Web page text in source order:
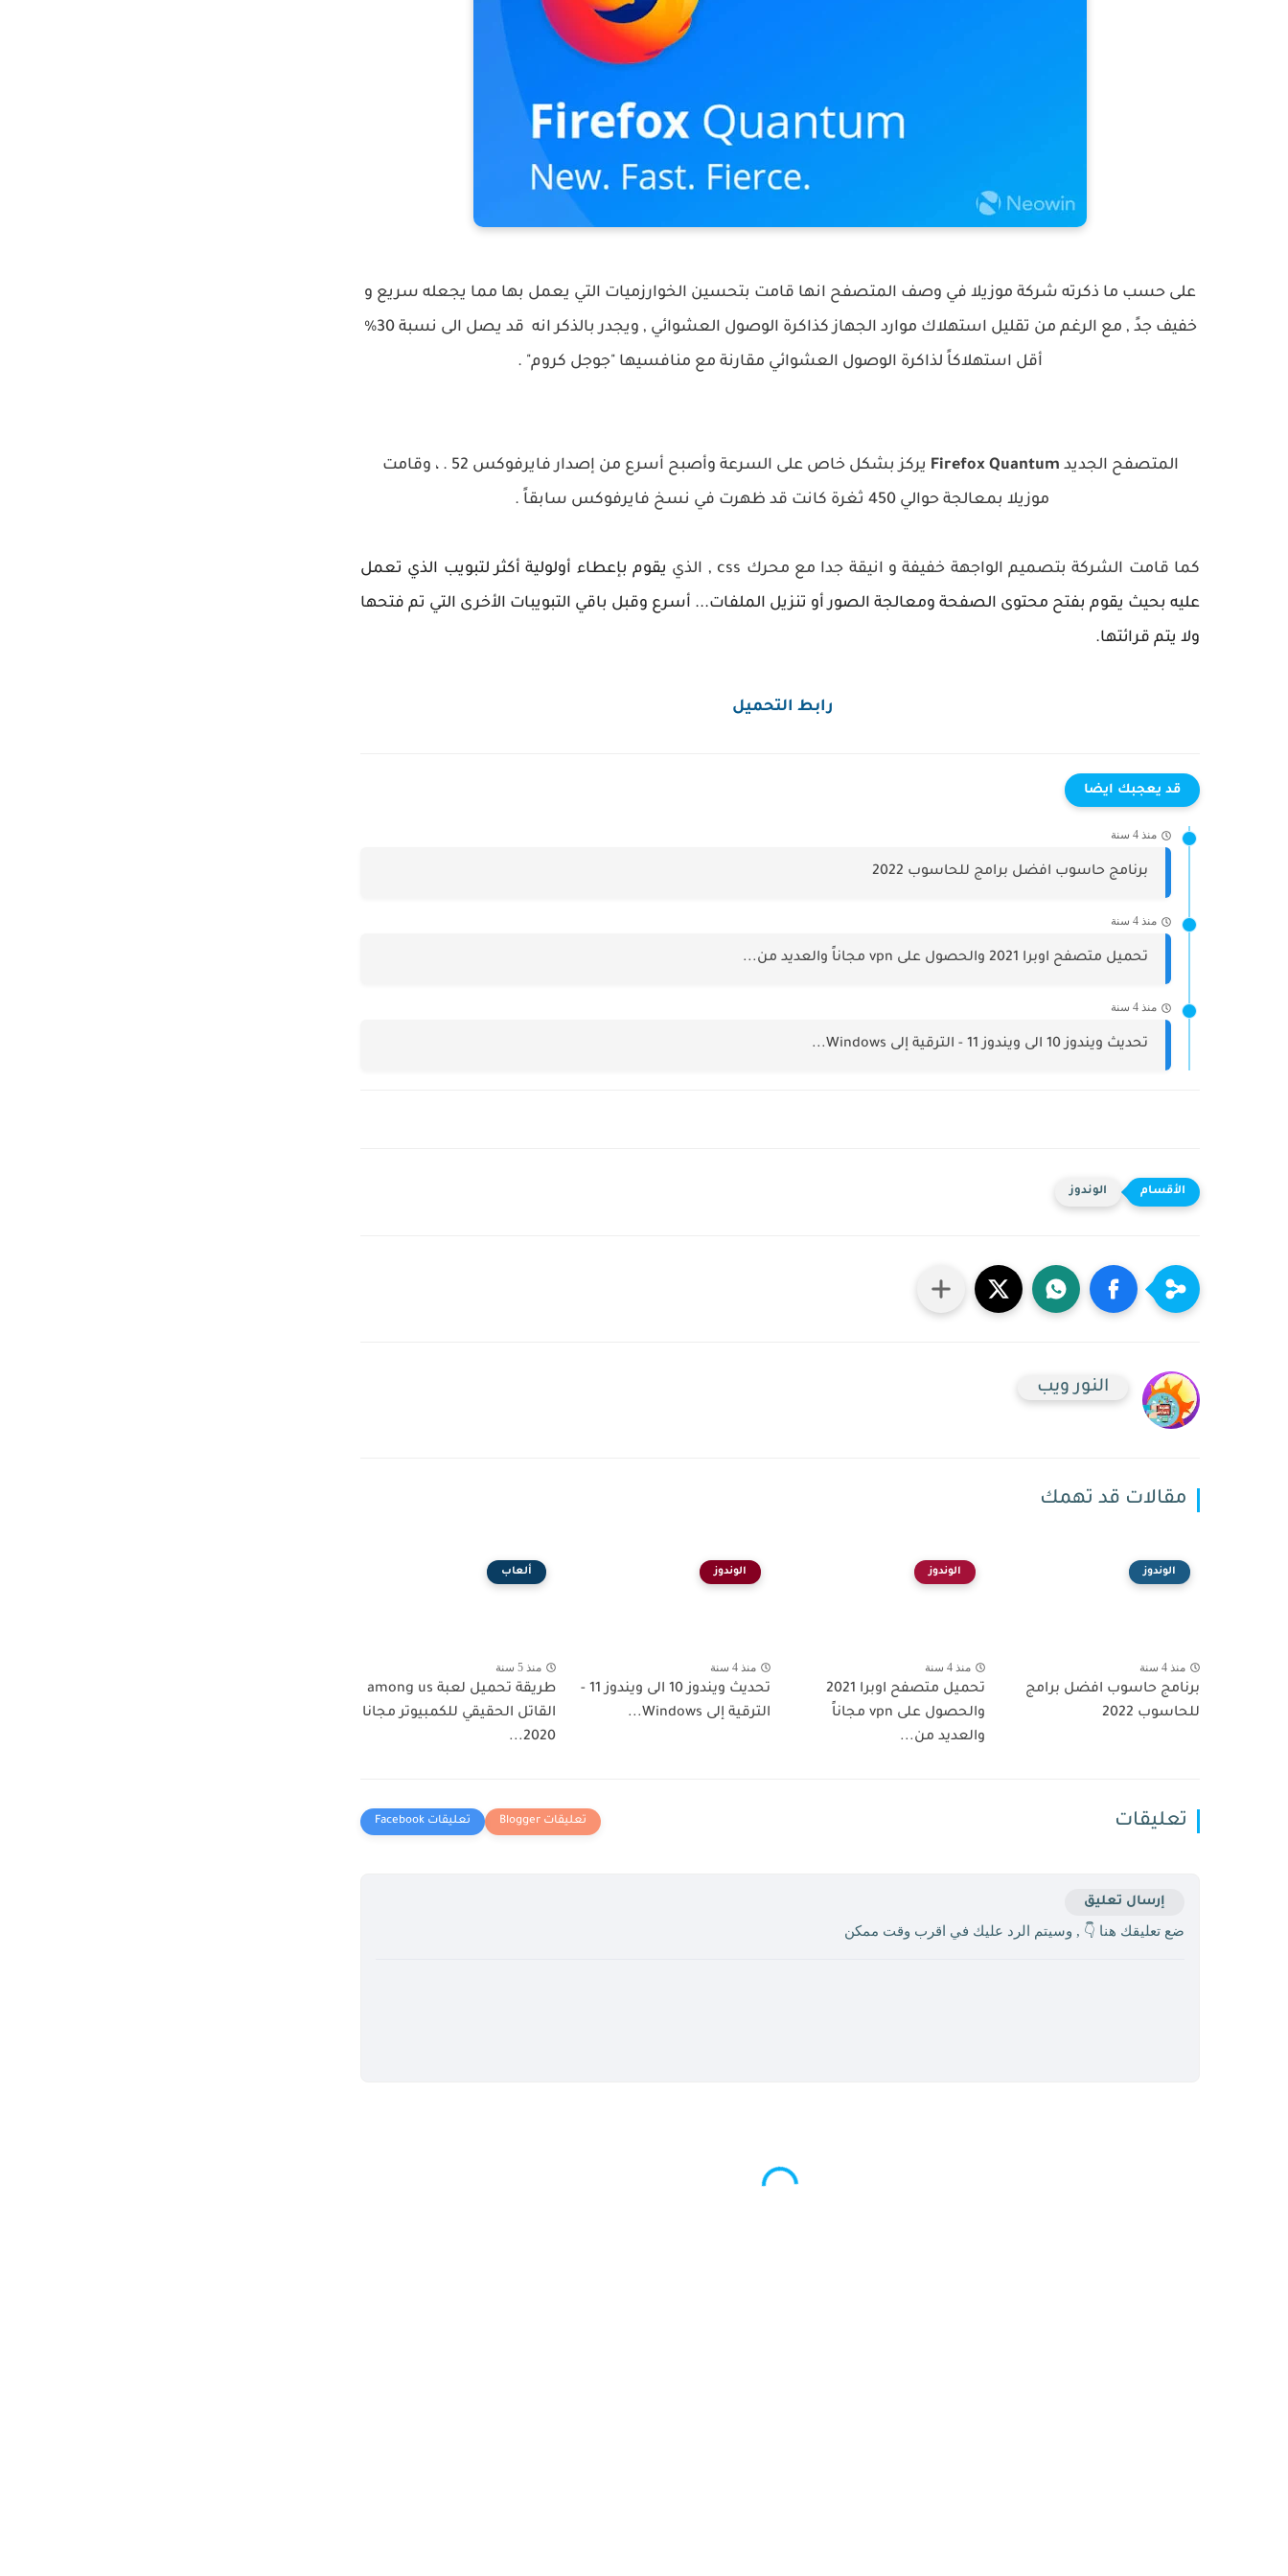
على حسب ما ذكرته شركة موزيلا في وصف المتصفح انها قامت بتحسين الخوارزميات التي يعمل بها مما يجعله سريع و
خفيف جدً , مع الرغم من تقليل استهلاك موارد الجهاز كذاكرة الوصول العشوائي , ويجدر بالذكر انه قد يصل الى نسبة 30%
أقل استهلاكاً لذاكرة الوصول العشوائي مقارنة مع منافسيها "جوجل كروم" .
المتصفح الجديد Firefox Quantum يركز بشكل خاص على السرعة وأصبح أسرع من إصدار فايرفوكس 52 .
، وقامت
موزيلا بمعالجة حوالي 450 ثغرة كانت قد ظهرت في نسخ فايرفوكس سابقاً .
كما قامت الشركة بتصميم الواجهة خفيفة و انيقة جدا مع محرك css , الذي
يقوم بإعطاء أولولية أكثر لتبويب الذي تعمل
عليه بحيث يقوم بفتح محتوى الصفحة ومعالجة الصور أو تنزيل الملفات... أسرع وقبل باقي التبويبات الأخرى التي تم فتحها
ولا يتم قرائتها.
رابط التحميل
قد يعجبك ايضا
منذ 4 سنة
برنامج حاسوب افضل برامج للحاسوب 2022
منذ 4 سنة
تحميل متصفح اوبرا 2021 والحصول على vpn مجاناً والعديد من...
منذ 4 سنة
تحديث ويندوز 10 الى ويندوز 11 - الترقية إلى Windows...
الوندوز
النور ويب
مقالات قد تهمك
الوندوز
منذ 4 سنة
برنامج حاسوب افضل برامج
للحاسوب 2022
الوندوز
منذ 4 سنة
تحميل متصفح اوبرا 2021
والحصول على vpn مجاناً
والعديد من...
الوندوز
منذ 4 سنة
تحديث ويندوز 10 الى ويندوز 11 -
الترقية إلى Windows...
ألعاب
منذ 5 سنة
طريقة تحميل لعبة among us
القاتل الحقيقي للكمبيوتر مجانا
2020...
تعليقات
إرسال تعليق
ضع تعليقك هنا 👇 , وسيتم الرد عليك في اقرب وقت ممكن